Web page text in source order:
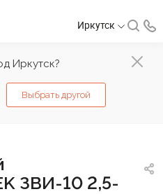
Иркутск?
Выбрать другой
Иркутск
ЗВИ-10 2,5-